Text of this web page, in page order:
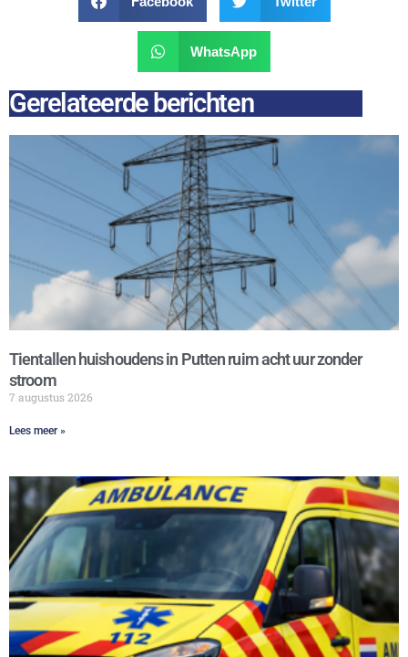
WhatsApp
Gerelateerde berichten
Tientallen huishoudens in Putten ruim acht uur zonder
stroom
7 augustus 2026
Lees meer »